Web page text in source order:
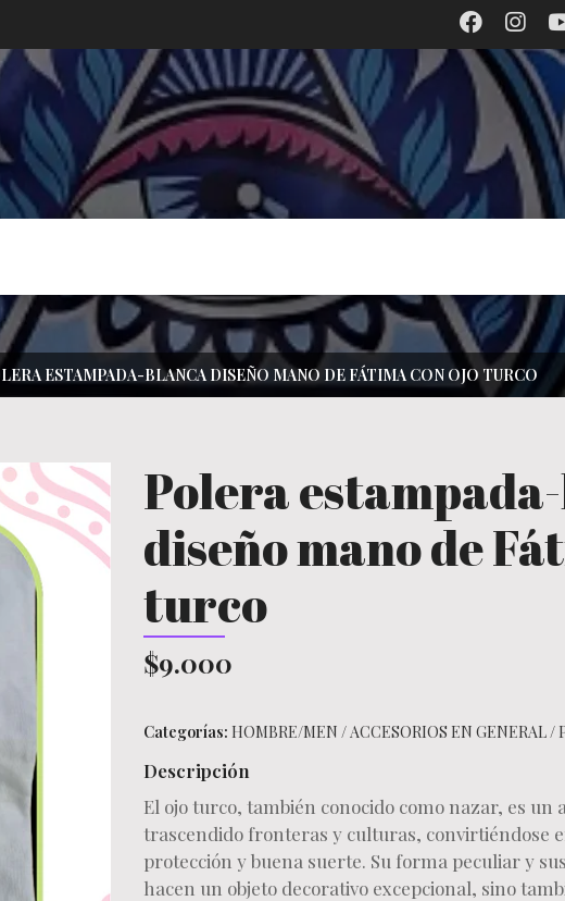
ESTAMPADA-BLANCA DISEÑO MANO DE FÁTIMA CON OJO TURCO
Polera
diseño mano de
turco
$9.000
Categorías: HOMBRE/MEN /ACCESORIOS EN GENERAL/
Descripción
El ojo turco, también conocido como nazar, es
trascendido fronteras y culturas, convirtiéndose
protección y buena suerte. Su forma peculiar y
hacen un objeto decorativo excepcional, sino